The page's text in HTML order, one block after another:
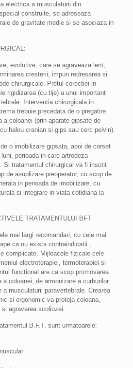
electrica a musculaturii din
construite, se adreseaza
de gravitate medie si se asociaza in
evolutive, care se agraveaza lent,
cresterii, impun redresarea si
chirurgicale. Pretul corectiei in
rigidizarea (cu tije) a unui important
Interventia chirurgicala in
trebuie precedata de o pregatire
a coloanei (prin aparate gipsate de
halou cranian si gips sau cerc pelvin).
o imobilizare gipsata, apoi de corset
perioada in care artrodeza
Si tratamentul chirurgical va fi insotit
de asuplizare preoperator, cu scop de
in perioada de imobilizare, cu
si integrare in viata cotidiana la
TRATAMENTULUI BFT
mai largi recomandari, cu cele mai
ca nu exista contraindicatii ,
complicate. Mijloacele fizicale cele
electroterapiei, termoterapiei si
functional are ca scop promovarea
a coloanei, de armonizare a curburilor
musculaturii paravertebrale. Crearea
si ergonomic va proteja coloana,
agravarea scoliozei.
B.F.T. sunt urmatoarele: